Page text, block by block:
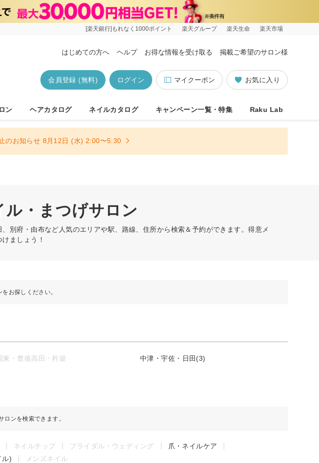
[楽天銀行]もれなく1000ポイント 楽天グループ 楽天生命 楽天市場
はじめての方へ ヘルプ お得な情報を受け取る 掲載ご希望のサロン様
お気に入り
マイクーポン
ログイン
会員登録 (無料)
ン ヘアカタログ ネイルカタログ キャンペーン一覧・特集 Raku Lab
のお知らせ 8月12日 (水) 2:00〜5:30
ル・まつげサロン
別府・由布など人気のエリアや駅、路線、住所から検索＆予約ができます。得意メ
ましょう！
お探しください。
東・豊後高田・杵築 中津・宇佐・日田(3)
ロンを検索できます。
ネイルチップ ブライダル・ウェディング
爪・ネイルケア
ル) メンズネイル